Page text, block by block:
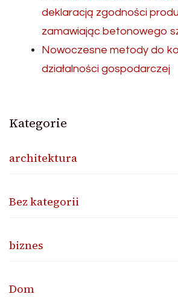
deklaracją zgodności
zamawiając betonowego
Nowoczesne metody do
działalności gospodarczej
Kategorie
architektura
Bez kategorii
biznes
Dom